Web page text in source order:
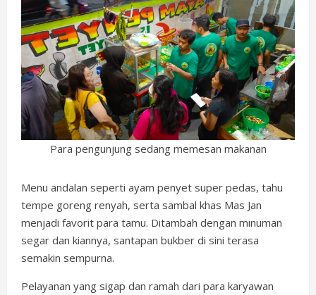
Para pengunjung sedang memesan makanan
Menu andalan seperti ayam penyet super pedas, tahu
tempe goreng renyah, serta sambal khas Mas Jan
menjadi favorit para tamu. Ditambah dengan minuman
segar dan kiannya, santapan bukber di sini terasa
semakin sempurna.
Pelayanan yang sigap dan ramah dari para karyawan